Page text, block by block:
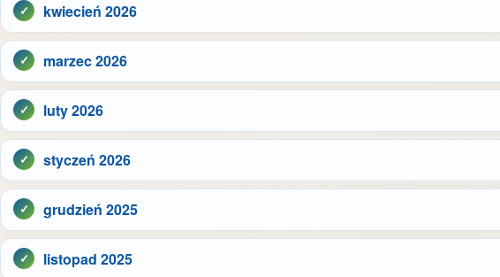
kwiecień 2026
marzec 2026
luty 2026
styczeń 2026
grudzień 2025
listopad 2025